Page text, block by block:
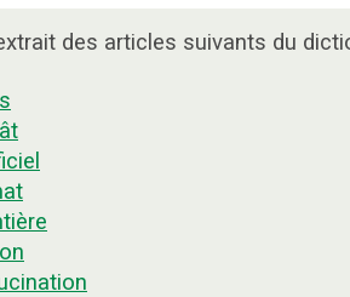
des articles suivants du